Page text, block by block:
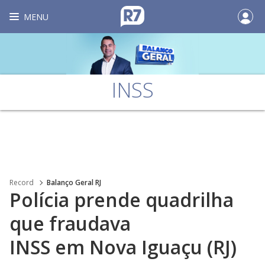
MENU
INSS
Record Balanço Geral RJ
Polícia prende quadrilha
que fraudava
INSS em Nova Iguaçu (RJ)